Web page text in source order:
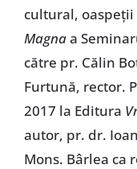
cultural,
Magnaa
către pr. Călin
Furtună, rector.
2017 la Editura
autor, pr. dr.
Mons. Bârlea ca